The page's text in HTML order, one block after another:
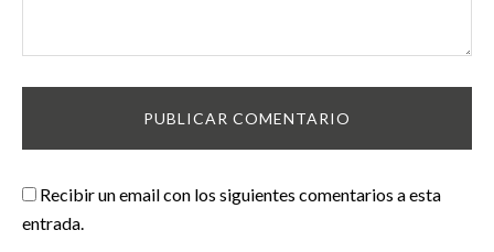
Recibir un email con los siguientes comentarios a esta
entrada.